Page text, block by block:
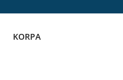
KORPA